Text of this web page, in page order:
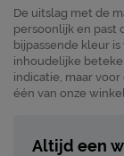
De uitslag met de
persoonlijk en past
bijpassende kleur
inhoudelijke
indicatie, maar
één van onze
Altijd een